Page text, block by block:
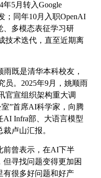
5月转入Google
；同年10月入职OpenAI
、多模态表征学习研
技术迭代，直至近期离
既是清华本科校友，
员。2025年9月，姚顺雨
官宣组织架构重大调
”首席AI科学家，向腾
Infra部、大语言模型
卢山汇报。
前曾表示，在AI下半
寻找问题变得更加困
有很多好问题和好产